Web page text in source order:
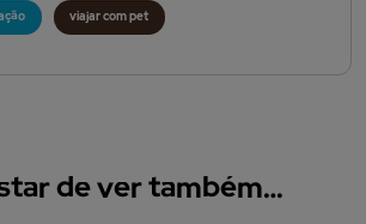
viajar com pet
de ver também…